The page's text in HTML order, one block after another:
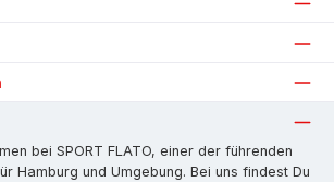
bei SPORT FLATO, einer der führenden
Hamburg und Umgebung. Bei uns findest Du